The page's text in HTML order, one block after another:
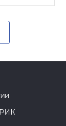
РИК